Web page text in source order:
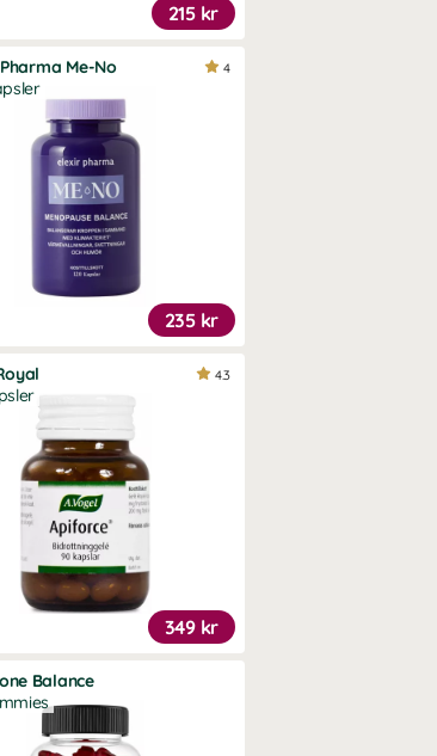
215 kr
Me-No
235 kr
4
349 kr
4.3
Balance